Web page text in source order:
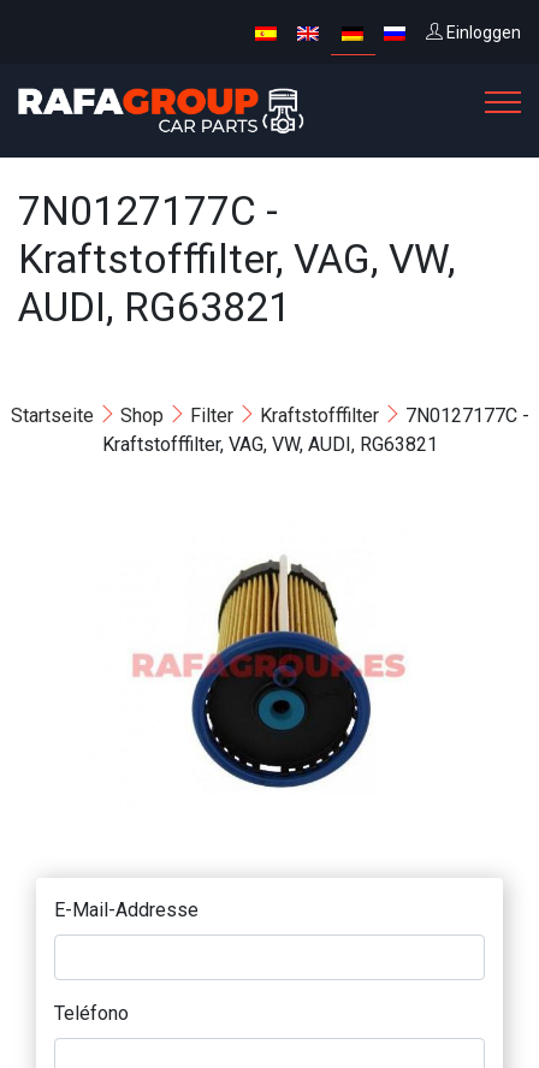
Einloggen
7N0127177C -
Kraftstofffilter, VAG, VW,
AUDI, RG63821
Startseite Shop Filter Kraftstofffilter
7N0127177C -
Kraftstofffilter, VAG, VW, AUDI, RG63821
E-Mail-Addresse
Teléfono